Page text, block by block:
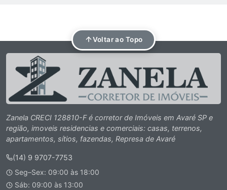
Voltar ao Topo
Zanela CRECI 128810-F é corretor de Imóveis em Avaré SP e
região, imoveis residencias e comerciais: casas, terrenos,
apartamentos, sítios, fazendas, Represa de Avaré
(14) 9 9707-7753
Seg–Sex: 09:00 às 18:00
Sáb: 09:00 às 13:00